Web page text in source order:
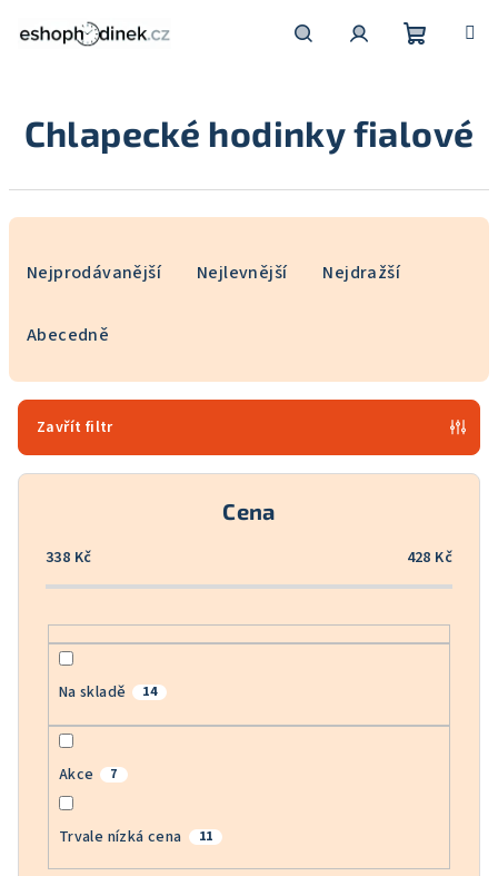
košík
Chlapecké hodinky fialové
r
o
Nejprodávanější Nejlevnější Nejdražší
Abecedně
Zavřít filtr
Cena
338 Kč 428 Kč
Na skladě 14
Akce 7
Trvale nízká cena 11